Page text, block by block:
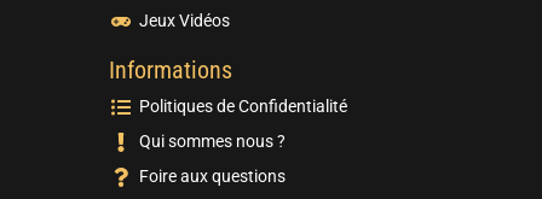
Jeux Vidéos
Informations
Politiques de Confidentialité
Qui sommes nous ?
Foire aux questions